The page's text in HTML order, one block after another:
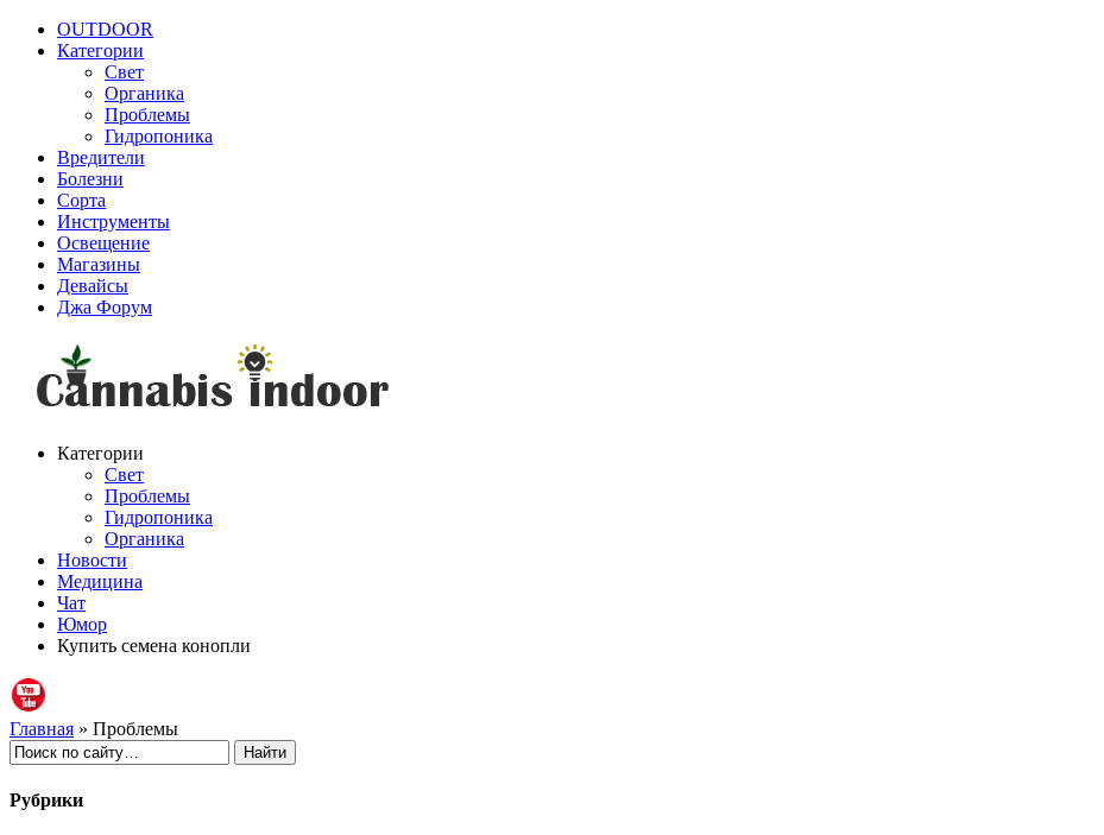
OUTDOOR
Категории
Свет
Органика
Проблемы
Гидропоника
Вредители
Болезни
Сорта
Инструменты
Освещение
Магазины
Девайсы
Джа Форум
Категории
Свет
Проблемы
Гидропоника
Органика
Новости
Медицина
Чат
Юмор
Купить семена конопли
Главная » Проблемы
Рубрики